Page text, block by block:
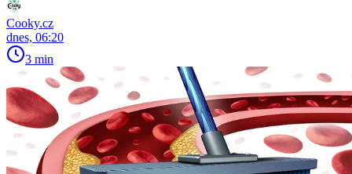
Cooky.cz
dnes, 06:20
3 min